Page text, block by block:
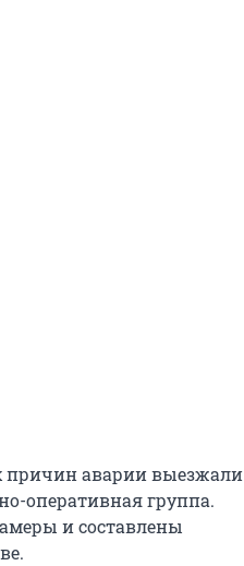
причин аварии выезжали
оперативная группа.
и составлены